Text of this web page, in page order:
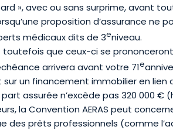
», avec ou sans surprime, avant
proposition d’assurance
médicaux dits de 3eniveau.
toutefois que ceux-ci se
arrivera avant votre 71e
sur un financement immobilier en
assurée n’excède pas 320 000 €
la Convention AERAS peut
des prêts professionnels (comme